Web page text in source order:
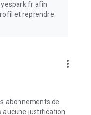
afin
et reprendre
more_vert
abonnements de
aucune justification